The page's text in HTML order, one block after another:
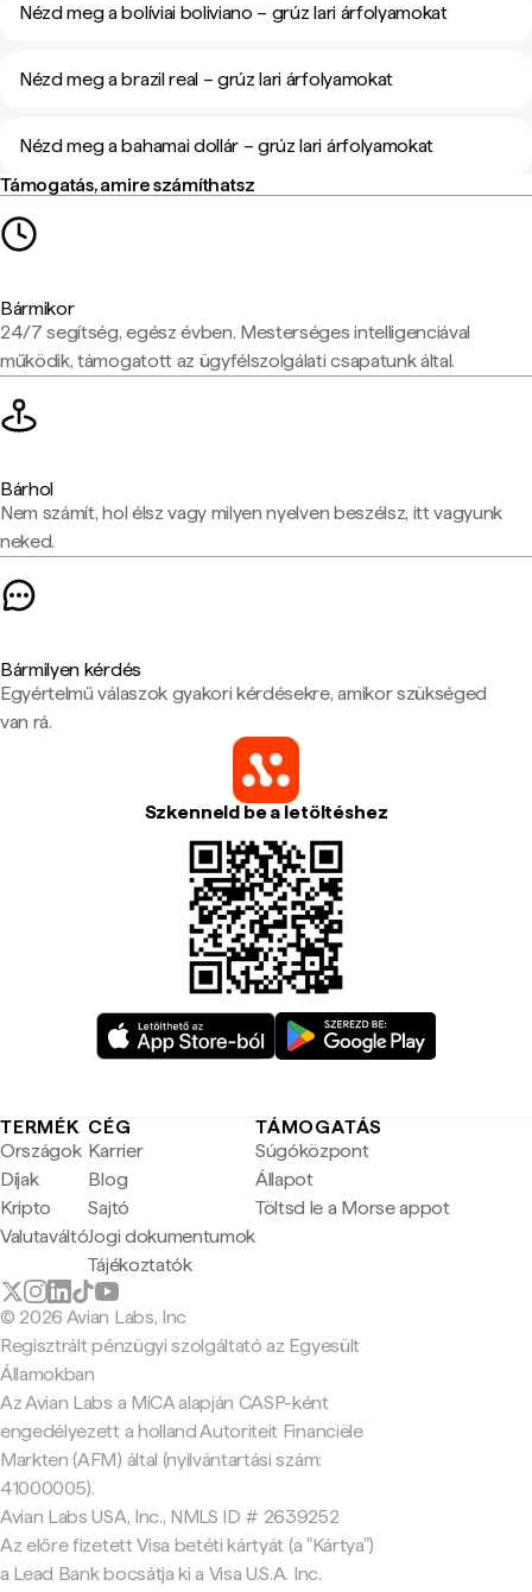
Nézd meg a bolíviai boliviano – grúz lari árfolyamokat
Nézd meg a brazil real – grúz lari árfolyamokat
Nézd meg a bahamai dollár – grúz lari árfolyamokat
Támogatás, amire számíthatsz
Bármikor
24/7 segítség, egész évben. Mesterséges intelligenciával
működik, támogatott az ügyfélszolgálati csapatunk által.
Bárhol
Nem számít, hol élsz vagy milyen nyelven beszélsz, itt vagyunk
neked.
Bármilyen kérdés
Egyértelmű válaszok gyakori kérdésekre, amikor szükséged
van rá.
Szkenneld be a letöltéshez
TERMÉK
Országok
Díjak
Kripto
Valutaváltó
CÉG
Karrier
Blog
Sajtó
Jogi dokumentumok
Tájékoztatók
TÁMOGATÁS
Súgóközpont
Állapot
Töltsd le a Morse appot
© 2026 Avian Labs, Inc
Regisztrált pénzügyi szolgáltató az Egyesült
Államokban
Az Avian Labs a MiCA alapján CASP-ként
engedélyezett a holland Autoriteit Financiële
Markten (AFM) által (nyilvántartási szám:
41000005).
Avian Labs USA, Inc., NMLS ID # 2639252
Az előre fizetett Visa betéti kártyát (a "Kártya")
a Lead Bank bocsátja ki a Visa U.S.A. Inc.